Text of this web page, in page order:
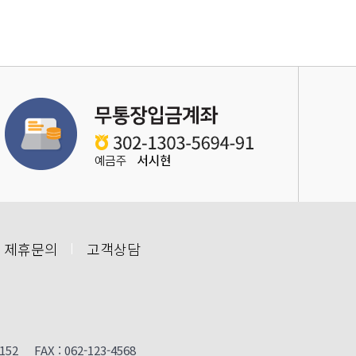
휴문의 고객상담
FAX : 062-123-4568